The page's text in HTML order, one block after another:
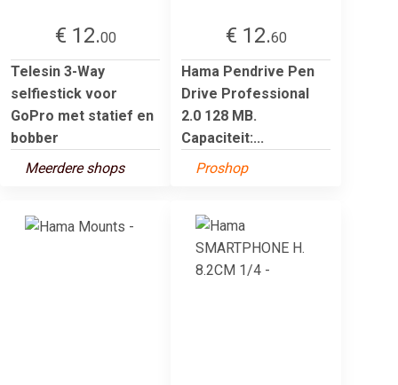
€ 12.00
Telesin 3-Way
selfiestick voor
GoPro met statief en
bobber
Meerdere shops
€ 12.60
Hama Pendrive Pen
Drive Professional
2.0 128 MB.
Capaciteit:...
Proshop